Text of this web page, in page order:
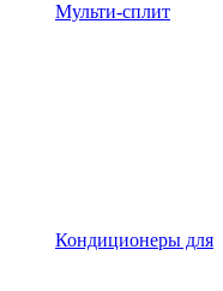
Мульти-сплит
Кондиционеры для